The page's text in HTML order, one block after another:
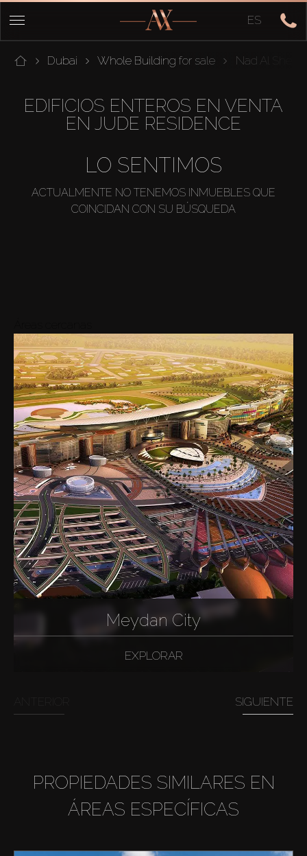
ES
Dubai Whole Building for sale Nad Al Sheba
EDIFICIOS ENTEROS EN VENTA
EN JUDE RESIDENCE
LO SENTIMOS
ACTUALMENTE NO TENEMOS INMUEBLES QUE
COINCIDAN CON SU BÚSQUEDA
Meydan City
EXPLORAR
SIGUIENTE
PROPIEDADES SIMILARES EN
ÁREAS ESPECÍFICAS